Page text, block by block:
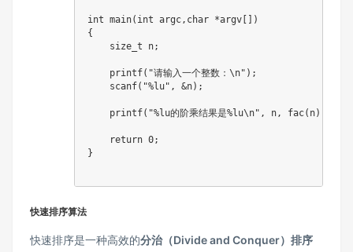
int main( int argc, char *argv
)
{
size_t n;
printf( "请输入一个整数：\n" ) ;
scanf( "%lu" , &n) ;
printf( "%lu的阶乘结果是%lu\n" , n, fac( n)
return 0;
}
快速排序算法
快速排序是一种高效的分治（Divide and Conquer） 排序